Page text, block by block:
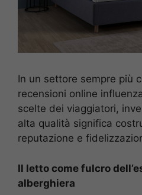
In un settore sempre più
recensioni online
scelte dei viaggiatori,
alta qualità significa
reputazione e
Il letto come fulcro
alberghiera